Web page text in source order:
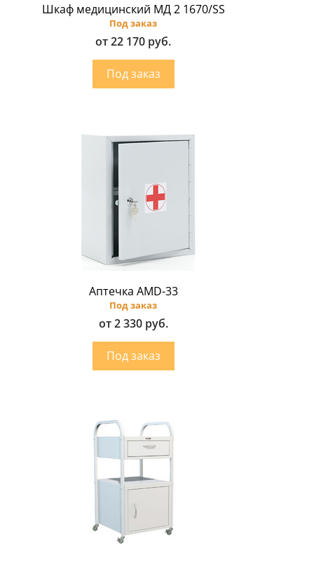
Шкаф медицинский МД 2 1670/SS
Под заказ
от 22 170 руб.
Аптечка AMD-33
Под заказ
от 2 330 руб.